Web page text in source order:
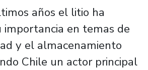
años el litio ha
en temas de
y el almacenamiento
Chile un actor principal